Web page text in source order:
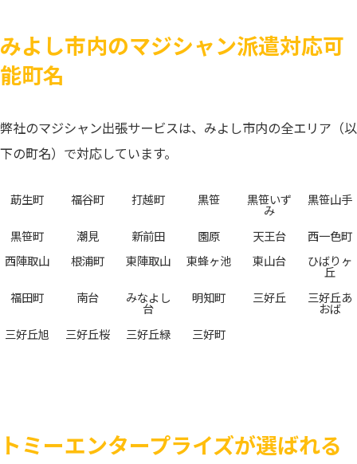
みよし市内のマジシャン派遣対応可
能町名
弊社のマジシャン出張サービスは、みよし市内の全エリア（以
下の町名）で対応しています。
莇生町 福谷町 打越町 黒笹 黒笹いず
み
黒笹山手
黒笹町 潮見 新前田 園原 天王台
西一色町
西陣取山
根浦町 東陣取山 東蜂ヶ池 東山台 ひばりヶ
丘
福田町
南台 みなよし
台
明知町 三好丘 三好丘あ
おば
三好丘旭
三好丘桜 三好丘緑 三好町
トミーエンタープライズが選ばれる